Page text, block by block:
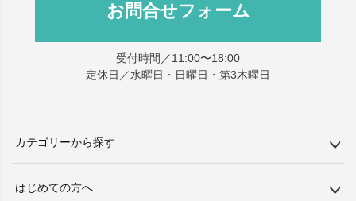
お問合せフォーム
受付時間／11:00〜18:00
定休日／水曜日・日曜日・第3木曜日
カテゴリーから探す
はじめての方へ